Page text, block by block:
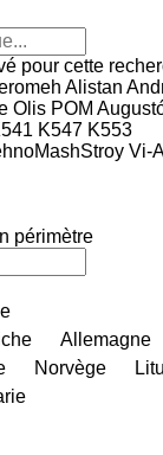
pour cette
Alistan
Olis POM
K547 K553
Vi-
périmètre
Allemagne
Norvège